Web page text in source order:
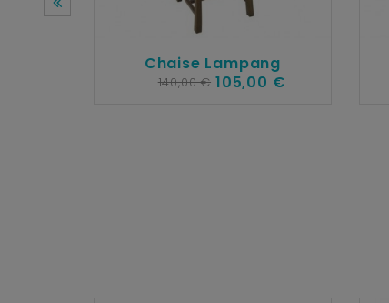
Chaise Lampang
140,00 € 105,00 €